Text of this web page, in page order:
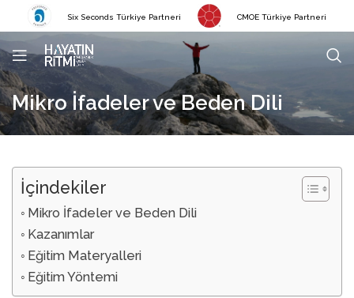
Six Seconds Türkiye Partneri CMOE Türkiye Partneri
Mikro İfadeler ve Beden Dili
İçindekiler
Mikro İfadeler ve Beden Dili
Kazanımlar
Eğitim Materyalleri
Eğitim Yöntemi